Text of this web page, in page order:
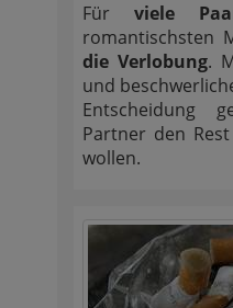
Für viele
romantischsten
die Verlobung.
und
Entscheidung
Partner den
wollen.